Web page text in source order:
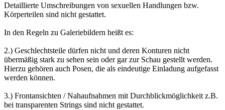
Detaillierte Umschreibungen von sexuellen Handlungen bzw.
Körperteilen sind nicht gestattet.
In den Regeln zu Galeriebildern heißt es:
2.) Geschlechtsteile dürfen nicht und deren Konturen nicht
übermäßig stark zu sehen sein oder gar zur Schau gestellt werden.
Hierzu gehören auch Posen, die als eindeutige Einladung aufgefasst
werden können.
3.) Frontansichten / Nahaufnahmen mit Durchblickmöglichkeit z.B.
bei transparenten Strings sind nicht gestattet.